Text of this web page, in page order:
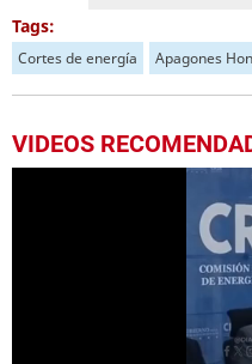
Tags:
Cortes de energía Apagones
VIDEOS